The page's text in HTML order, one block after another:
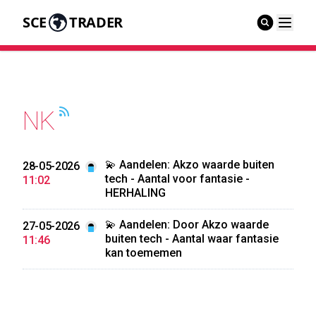
SCE TRADER
NK
28-05-2026
11:02
💫 Aandelen: Akzo waarde buiten
tech - Aantal voor fantasie -
HERHALING
27-05-2026
11:46
💫 Aandelen: Door Akzo waarde
buiten tech - Aantal waar fantasie
kan toememen